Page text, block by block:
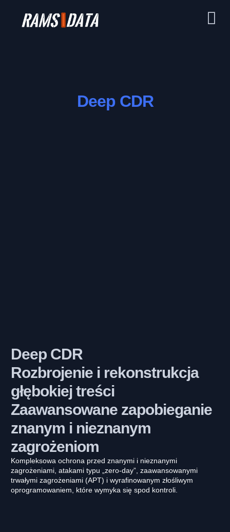
Deep CDR
Deep CDR
Rozbrojenie i rekonstrukcja
głębokiej treści
Zaawansowane zapobieganie
znanym i nieznanym
zagrożeniom
Kompleksowa ochrona przed znanymi i nieznanymi
zagrożeniami, atakami typu „zero-day”, zaawansowanymi
trwałymi zagrożeniami (APT) i wyrafinowanym złośliwym
oprogramowaniem, które wymyka się spod kontroli.